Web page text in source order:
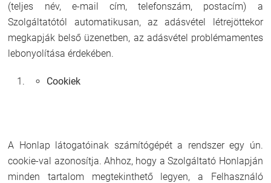
(teljes név, e-mail cím, telefonszám, postacím) a
Szolgáltatótól automatikusan, az adásvétel létrejöttekor
megkapják belső üzenetben, az adásvétel problémamentes
lebonyolítása érdekében.
Cookiek
A Honlap látogatóinak számítógépét a rendszer egy ún.
cookie-val azonosítja. Ahhoz, hogy a Szolgáltató Honlapján
minden tartalom megtekinthető legyen, a Felhasználó